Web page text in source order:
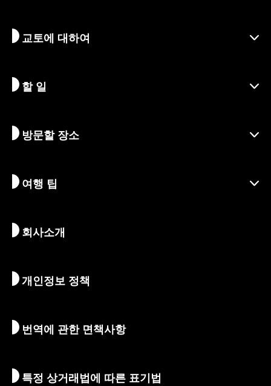
교토에 대하여
교토 알아보기
시즌별 정보
지속가능한 관광
할 일
여행 아이디어
액티비티
예술 & 문화
아침 & 밤
숙박 시설
방문할 장소
목적지
여정
여행 팁
교토 둘러보기
지도 및 도구
통역 가이드
환전/세금
회사소개
개인정보 정책
번역에 관한 면책사항
특정 상거래법에 따른 표기법